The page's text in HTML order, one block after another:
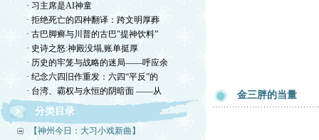
· 习主席是AI神童
· 拒绝死亡的四种翻译：跨文明厚葬
· 古巴脚癣与川普的古巴"提神饮料”
· 史诗之怒:神殿没塌,账单挺厚
· 历史的牢笼与战略的迷局——呼应余
· 纪念六四旧作重发：六四“平反”的
· 台湾、霸权与永恒的阴暗面 ——从
分类目录
【神州今日：大习小戏新曲】
金三胖的当量